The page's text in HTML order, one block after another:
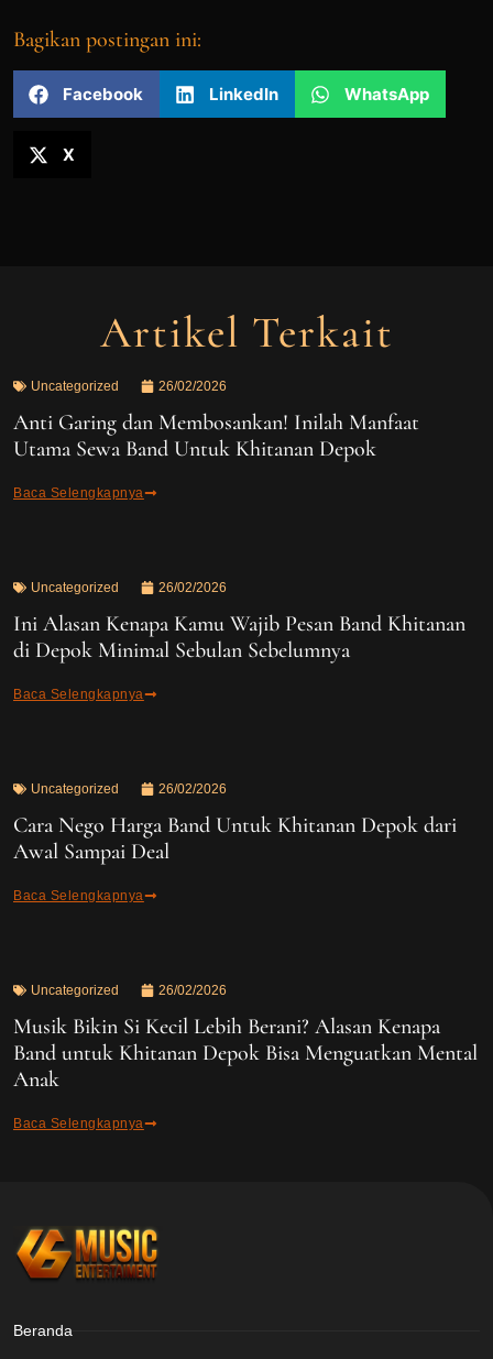
Bagikan postingan ini:
Facebook LinkedIn WhatsApp
X
Artikel Terkait
Uncategorized 26/02/2026
Anti Garing dan Membosankan! Inilah Manfaat
Utama Sewa Band Untuk Khitanan Depok
Baca Selengkapnya
Uncategorized 26/02/2026
Ini Alasan Kenapa Kamu Wajib Pesan Band Khitanan
di Depok Minimal Sebulan Sebelumnya
Baca Selengkapnya
Uncategorized 26/02/2026
Cara Nego Harga Band Untuk Khitanan Depok dari
Awal Sampai Deal
Baca Selengkapnya
Uncategorized 26/02/2026
Musik Bikin Si Kecil Lebih Berani? Alasan Kenapa
Band untuk Khitanan Depok Bisa Menguatkan Mental
Anak
Baca Selengkapnya
Beranda